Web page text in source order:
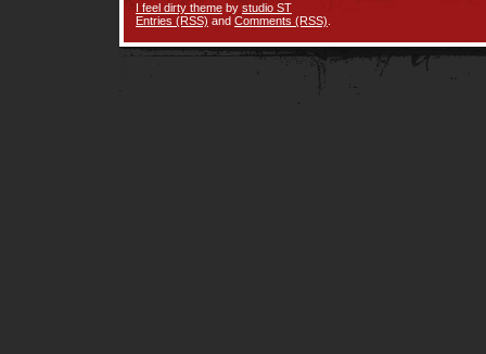
I feel dirty theme by studio ST
Entries (RSS) and Comments (RSS)